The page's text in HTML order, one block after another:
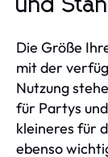
und
Die Größe
mit der
Nutzung
für Partys
kleineres für
ebenso